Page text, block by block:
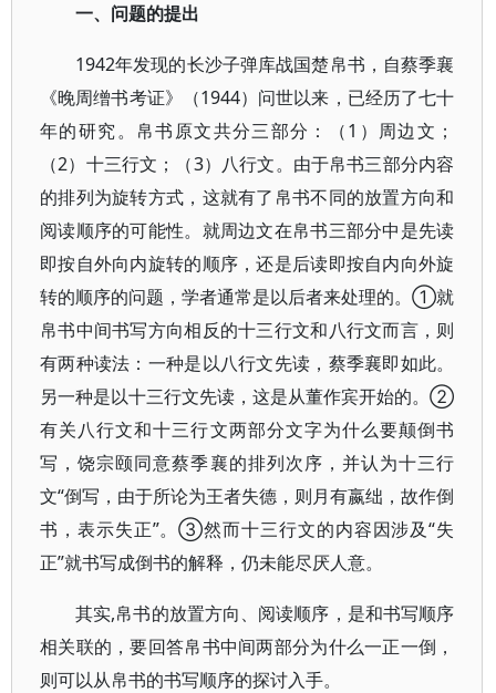
一、问题的提出
1942年发现的长沙子弹库战国楚帛书，自蔡季襄
《晚周缯书考证》（1944）问世以来，已经历了七十
年的研究。帛书原文共分三部分：（1）周边文；
（2）十三行文；（3）八行文。由于帛书三部分内容
的排列为旋转方式，这就有了帛书不同的放置方向和
阅读顺序的可能性。就周边文在帛书三部分中是先读
即按自外向内旋转的顺序，还是后读即按自内向外旋
转的顺序的问题，学者通常是以后者来处理的。①就
帛书中间书写方向相反的十三行文和八行文而言，则
有两种读法：一种是以八行文先读，蔡季襄即如此。
另一种是以十三行文先读，这是从董作宾开始的。②
有关八行文和十三行文两部分文字为什么要颠倒书
写，饶宗颐同意蔡季襄的排列次序，并认为十三行
文“倒写，由于所论为王者失德，则月有嬴绌，故作倒
书，表示失正”。③然而十三行文的内容因涉及“失
正”就书写成倒书的解释，仍未能尽厌人意。
其实,帛书的放置方向、阅读顺序，是和书写顺序
相关联的，要回答帛书中间两部分为什么一正一倒，
则可以从帛书的书写顺序的探讨入手。